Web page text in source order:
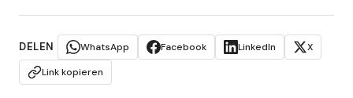
DELEN WhatsApp Facebook LinkedIn
X
Link kopieren